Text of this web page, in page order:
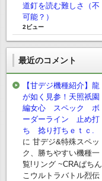
道釘を読む難しさ（不
可能？）
2ビュー
最近のコメント
【甘デジ機種紹介】龍
が如く見参！天照祇園
編女心 スペック ボ
ーダーライン 止め打
ち 捻り打ちｅｔｃ.
に 甘デジ&特殊スペッ
ク、勝ちやすい機種一
覧!リング ~CRAぱちん
こウルトラバトル烈伝